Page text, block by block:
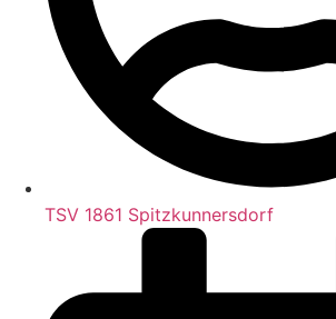
TSV 1861 Spitzkunnersdorf